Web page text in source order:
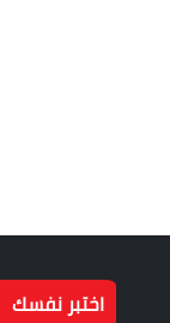
اختبر نفسك